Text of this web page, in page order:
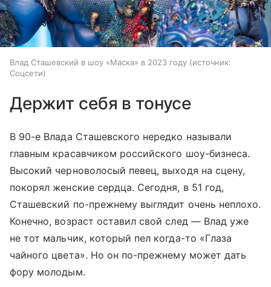
Влад Сташевский в шоу «Маска» в 2023 году
источник:
Соцсети
Держит себя в тонусе
В 90-е Влада Сташевского нередко называли
главным красавчиком российского шоу-бизнеса.
Высокий черноволосый певец, выходя на сцену,
покорял женские сердца. Сегодня, в 51 год,
Сташевский по-прежнему выглядит очень неплохо.
Конечно, возраст оставил свой след — Влад уже
не тот мальчик, который пел когда-то «Глаза
чайного цвета». Но он по-прежнему может дать
фору молодым.